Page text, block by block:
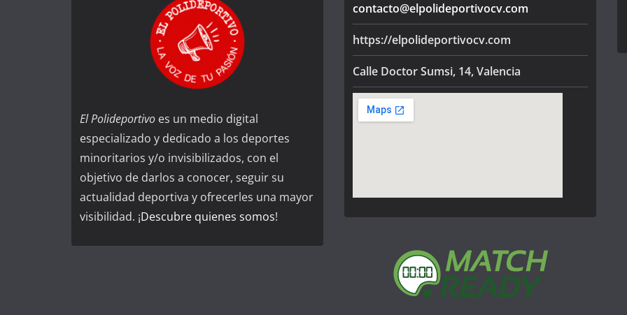
El Polideportivo es un medio digital
especializado y dedicado a los deportes
minoritarios y/o invisibilizados, con el
objetivo de darlos a conocer, seguir su
actualidad deportiva y ofrecerles una mayor
visibilidad. ¡Descubre quienes somos!
contacto@elpolideportivocv.com
https://elpolideportivocv.com
Calle Doctor Sumsi, 14, Valencia